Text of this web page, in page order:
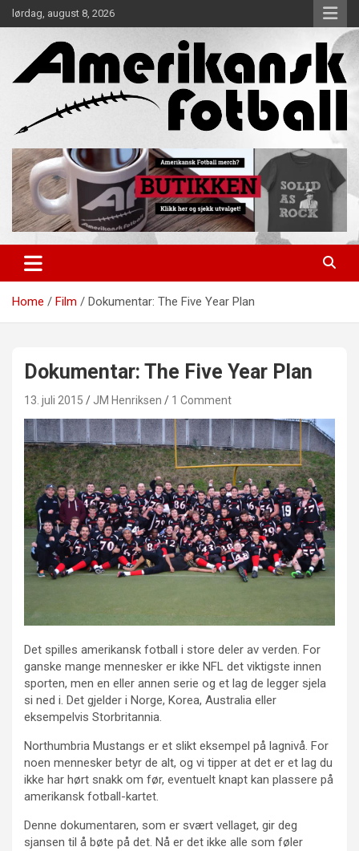
Skip
to
lørdag, august 8, 2026
Amerikansk Fotball
Home Film Dokumentar: The Five Year Plan
Dokumentar: The Five Year Plan
13. juli 2015 JM Henriksen 1 Comment
Det spilles amerikansk fotball i store deler av verden. For
ganske mange mennesker er ikke NFL det viktigste innen
sporten, men en eller annen serie og et lag de legger sjela
si ned i. Det gjelder i Norge, Korea, Australia eller
eksempelvis Storbritannia.
Northumbria Mustangs er et slikt eksempel på lagnivå. For
noen mennesker betyr de alt, og vi tipper at det er et lag du
ikke har hørt snakk om før, eventuelt knapt kan plassere på
amerikansk fotball-kartet.
Denne dokumentaren, som er svært vellaget, gir deg
sjansen til å bøte på det. Nå er det ikke alle som føler